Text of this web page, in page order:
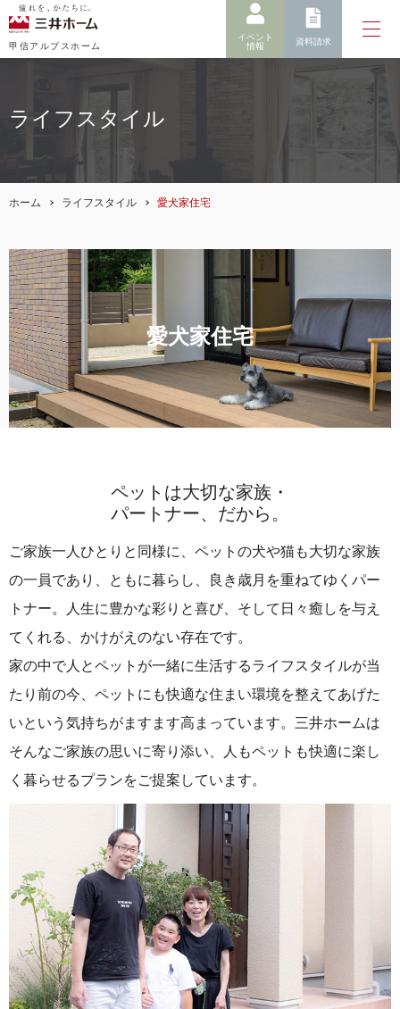
甲信アルプスホーム
イベント
情報
資料請求
ライフスタイル
ホーム ライフスタイル 愛犬家住宅
愛犬家住宅
ペットは大切な家族・
パートナー、だから。
ご家族一人ひとりと同様に、ペットの犬や猫も大切な家族
の一員であり、ともに暮らし、良き歳月を重ねてゆくパー
トナー。人生に豊かな彩りと喜び、そして日々癒しを与え
てくれる、かけがえのない存在です。
家の中で人とペットが一緒に生活するライフスタイルが当
たり前の今、ペットにも快適な住まい環境を整えてあげた
いという気持ちがますます高まっています。三井ホームは
そんなご家族の思いに寄り添い、人もペットも快適に楽し
く暮らせるプランをご提案しています。